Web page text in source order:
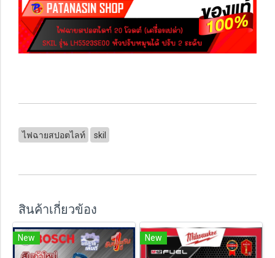
ไฟฉายสปอตไลท์ skil
สินค้าเกี่ยวข้อง
New New